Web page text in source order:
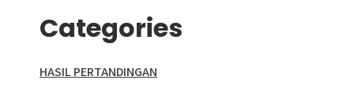
Categories
HASIL PERTANDINGAN